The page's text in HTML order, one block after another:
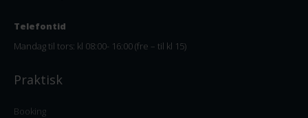
Telefontid
Mandag til tors: kl 08:00- 16:00 (fre – til kl 15)
Praktisk
Booking